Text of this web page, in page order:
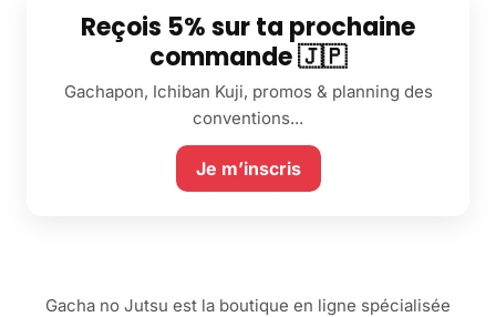
Reçois 5% sur ta prochaine
commande 🇯🇵
Gachapon, Ichiban Kuji, promos & planning des
conventions...
Je m’inscris
Gacha no Jutsu est la boutique en ligne spécialisée